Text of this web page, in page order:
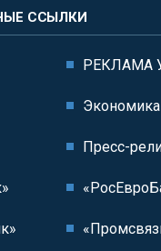
ССЫЛКИ
РЕКЛАМА
Экономика
Пресс-